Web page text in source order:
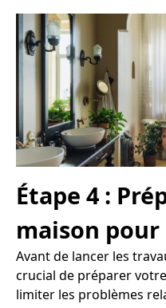
Étape 4 :
maison
Avant de lancer les
crucial de préparer
limiter les problèmes